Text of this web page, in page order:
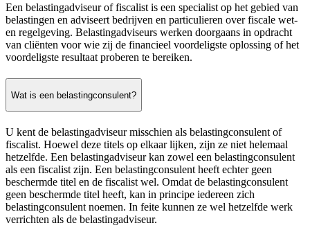
Een belastingadviseur of fiscalist is een specialist op het gebied van
belastingen en adviseert bedrijven en particulieren over fiscale wet-
en regelgeving. Belastingadviseurs werken doorgaans in opdracht
van cliënten voor wie zij de financieel voordeligste oplossing of het
voordeligste resultaat proberen te bereiken.
Wat is een belastingconsulent?
U kent de belastingadviseur misschien als belastingconsulent of
fiscalist. Hoewel deze titels op elkaar lijken, zijn ze niet helemaal
hetzelfde. Een belastingadviseur kan zowel een belastingconsulent
als een fiscalist zijn. Een belastingconsulent heeft echter geen
beschermde titel en de fiscalist wel. Omdat de belastingconsulent
geen beschermde titel heeft, kan in principe iedereen zich
belastingconsulent noemen. In feite kunnen ze wel hetzelfde werk
verrichten als de belastingadviseur.